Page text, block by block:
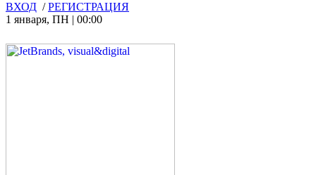
ВХОД /РЕГИСТРАЦИЯ
1 января, ПН | 00:00